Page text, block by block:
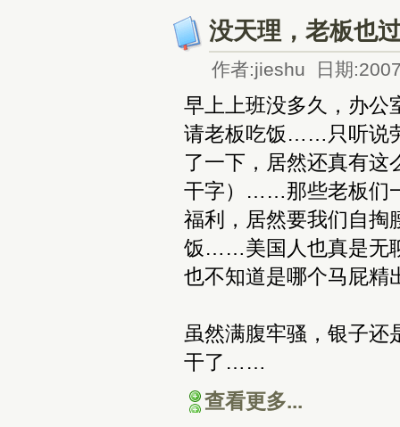
没天理，老板也
作者:jieshu 日期
早上上班没多久，办公
请老板吃饭……只听说
了一下，居然还真有
干字）……那些老板们
福利，居然要我们自掏
饭……美国人也真是无
也不知道是哪个马屁
虽然满腹牢骚，银子还
干了……
查看更多...